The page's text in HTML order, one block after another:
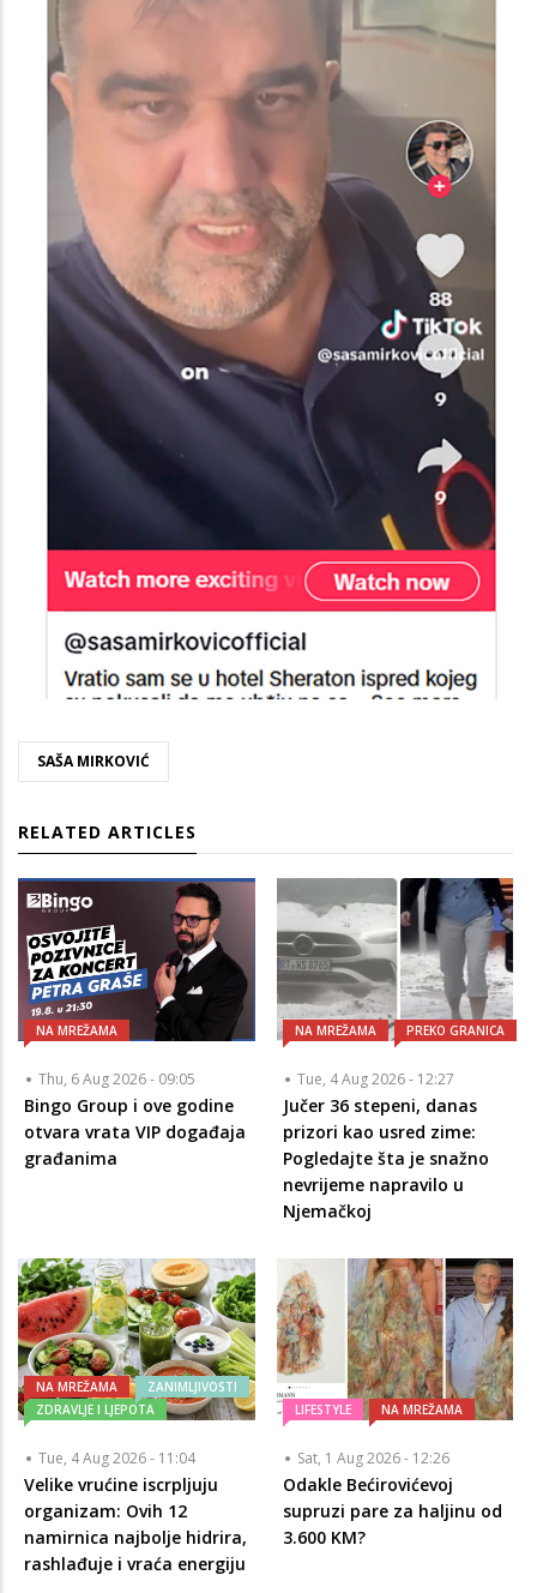
SAŠA MIRKOVIĆ
RELATED ARTICLES
NA MREŽAMA
Thu, 6 Aug 2026 - 09:05
Bingo Group i ove godine
otvara vrata VIP događaja
građanima
NA MREŽAMA PREKO GRANICA
Tue, 4 Aug 2026 - 12:27
Jučer 36 stepeni, danas
prizori kao usred zime:
Pogledajte šta je snažno
nevrijeme napravilo u
Njemačkoj
NA MREŽAMA
ZANIMLJIVOSTI
ZDRAVLJE I LJEPOTA
Tue, 4 Aug 2026 - 11:04
Velike vrućine iscrpljuju
organizam: Ovih 12
namirnica najbolje hidrira,
rashlađuje i vraća energiju
LIFESTYLE NA MREŽAMA
Sat, 1 Aug 2026 - 12:26
Odakle Bećirovićevoj
supruzi pare za haljinu od
3.600 KM?